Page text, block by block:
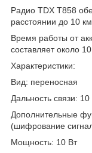
Радио TDX T858
расстоянии до 10
Время работы от
составляет около
Характеристики:
Вид: переносная
Дальность связи: 10
Дополнительные
(шифрование
Мощность: 10 Вт